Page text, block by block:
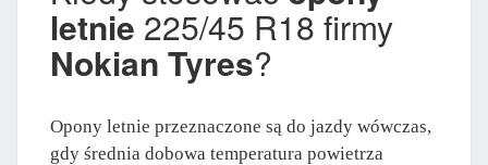
letnie 225/45 R18 firmy
Nokian Tyres?
Opony letnie przeznaczone są do jazdy wówczas,
gdy średnia dobowa temperatura powietrza